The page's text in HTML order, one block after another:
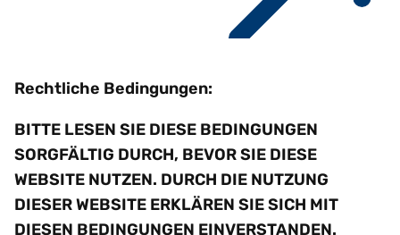
Rechtliche Bedingungen:
BITTE LESEN SIE DIESE BEDINGUNGEN
SORGFÄLTIG DURCH, BEVOR SIE DIESE
WEBSITE NUTZEN. DURCH DIE NUTZUNG
DIESER WEBSITE ERKLÄREN SIE SICH MIT
DIESEN BEDINGUNGEN EINVERSTANDEN.